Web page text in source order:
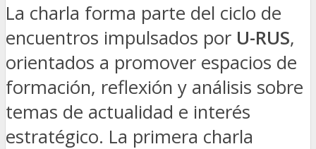
La charla forma parte del ciclo de
encuentros impulsados por U-RUS,
orientados a promover espacios de
formación, reflexión y análisis sobre
temas de actualidad e interés
estratégico. La primera charla